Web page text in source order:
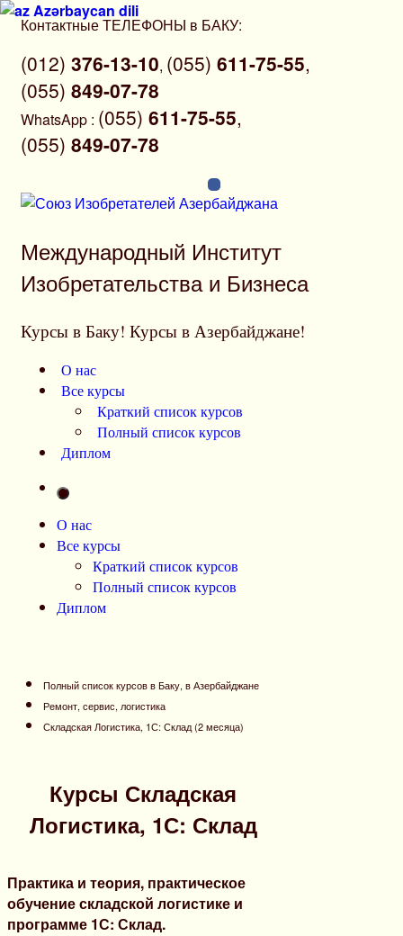
Перейти
содержимому
Контактные ТЕЛЕФОНЫ в БАКУ:
(012) 376-13-10, (055) 611-75-55,
(055) 849-07-78
WhatsApp : (055) 611-75-55,
(055) 849-07-78
Azərbaycan dili
Международный Институт
Изобретательства и Бизнеса
Курсы в Баку! Курсы в Азербайджане!
О нас
Все курсы
Краткий список курсов
Полный список курсов
Диплом
О нас
Все курсы
Краткий список курсов
Полный список курсов
Диплом
Полный список курсов в Баку, в Азербайджане
Ремонт, сервис, логистика
Складская Логистика, 1С: Склад (2 месяца)
Курсы Складская
Логистика, 1С: Склад
Практика и теория, практическое
обучение складской логистике и
программе 1С: Склад.